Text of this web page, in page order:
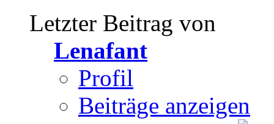
Letzter Beitrag von
Lenafant
Profil
Beiträge anzeigen